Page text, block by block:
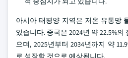
아시아 태평양 지역은 저온 유통망
있습니다. 중국은 2024년 약 22.5%
으며, 2025년부터 2034년까지 약
로 성장할 것으로 예상됩니다.